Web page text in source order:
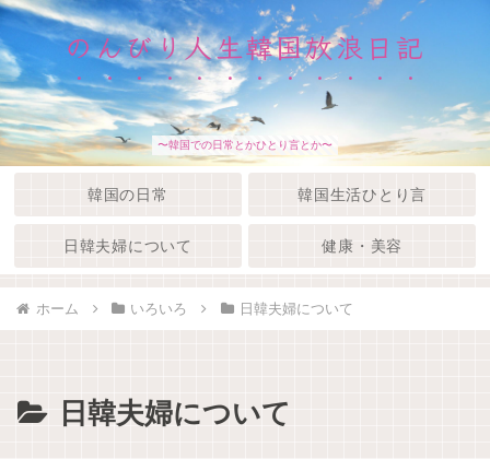
のんびり人生韓国放浪日記
〜韓国での日常とかひとり言とか〜
韓国の日常 韓国生活ひとり言
日韓夫婦について 健康・美容
ホーム いろいろ 日韓夫婦について
日韓夫婦について